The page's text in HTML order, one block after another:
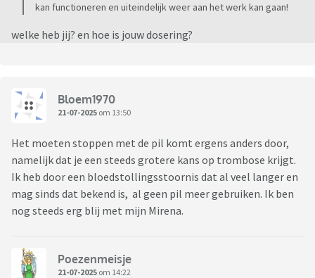
kan functioneren en uiteindelijk weer aan het werk kan gaan!
welke heb jij? en hoe is jouw dosering?
Bloem1970
21-07-2025 om 13:50
Het moeten stoppen met de pil komt ergens anders door,
namelijk dat je een steeds grotere kans op trombose krijgt.
Ik heb door een bloedstollingsstoornis dat al veel langer en
mag sinds dat bekend is, al geen pil meer gebruiken. Ik ben
nog steeds erg blij met mijn Mirena.
Poezenmeisje
21-07-2025 om 14:22